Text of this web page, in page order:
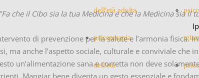
dell'età adulta
psicoterapia
dell'età
"Fa che il Cibo sia la tua Medicina e che la Medicina sia il
di prevenzione per la salute e l’armonia fisica.
ma anche l’aspetto sociale, culturale e conviviale che
un’alimentazione sana e corretta non deve
Mangiar bene diventa un gesto essenziale e